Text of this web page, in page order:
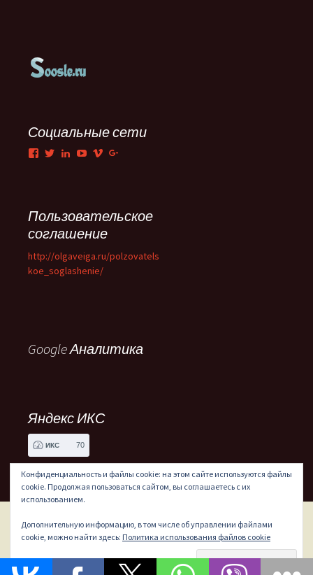
Социальные сети
Facebook
TwitterLinkedIn
YouTube
Vimeo
Пользовательское
соглашение
http://olgaveiga.ru/polzovatels
koe_soglashenie/
Google Аналитика
Яндекс ИКС
ИКС 70
Сайт работает на WordPress
Конфиденциальность и файлы cookie: на этом сайте используются файлы
cookie. Продолжая пользоваться сайтом, вы соглашаетесь с их
использованием.
Дополнительную информацию, в том числе об управлении файлами
cookie, можно найти здесь: Политика использования файлов cookie